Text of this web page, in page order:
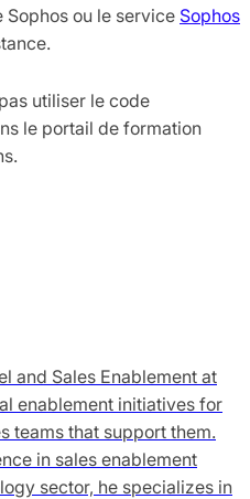
ou le service Sophos
utiliser le code
le portail de formation
and Sales Enablement at
enablement initiatives for
teams that support them.
in sales enablement
sector, he specializes in